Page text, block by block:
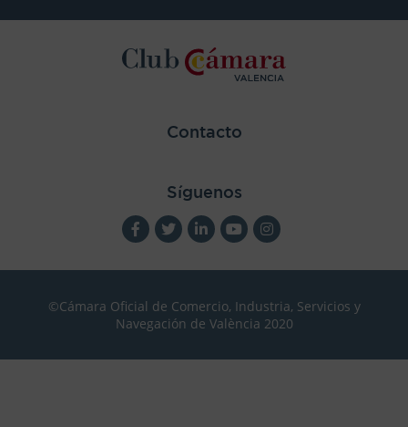
Contacto
Síguenos
©Cámara Oficial de Comercio, Industria, Servicios y
Navegación de València 2020